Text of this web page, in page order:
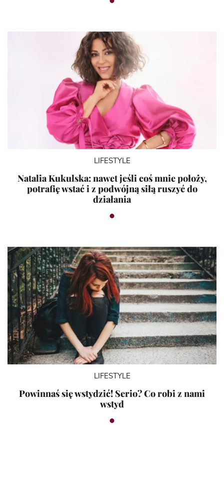
LIFESTYLE
Natalia Kukulska: nawet jeśli coś mnie położy,
potrafię wstać i z podwójną siłą ruszyć do
działania
LIFESTYLE
Powinnaś się wstydzić! Serio? Co robi z nami
wstyd